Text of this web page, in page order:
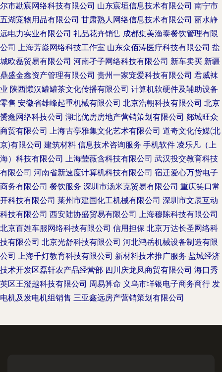
尔市勘宸网络科技有限公司 山东宸垣信息技术有限公司 南宁市
五湖宠物用品有限公司 甘肃熟人网络信息技术有限公司 丽水静
远电力实业有限公司 礼品花卉销售 成都集美渔泰餐饮管理有限
公司
上海芳焱网络科技工作室 山东众佰涛医疗科技有限公司 盐
城欧磊贸易有限公司 河南孑子网络科技有限公司 新车卖买 新疆
鼎盛金鑫资产管理有限公司 贵州一家宠爱科技有限公司 君威袜
业 陕西懒汉罐罐茶文化传播有限公司 计算机软硬件及辅助设备
零售 安徽省雄峰起重机械有限公司 北京浩朝科技有限公司 北京
赟鑫网络科技公司 湖北优房房地产营销策划有限公司 郯城旺众
商贸有限公司
上海古亭雅集文化艺术有限公司 道奇文化传媒(北
京)有限公司 建筑材料 信息技术咨询服务 手机软件 凌乐凡（上
海）科技有限公司
上海莹薇含科技有限公司 武汉投交教育科技
有限公司 河南省新速度计算机科技有限公司 宿迁爱心万货电子
商务有限公司 餐饮服务 深圳市汤米克贸易有限公司 重庆笑口常
开科技有限公司 莱州市建国化工机械有限公司 深圳市文辰互动
科技有限公司 西安陆协盛贸易有限公司
上海穆陈科技有限公司
北京百姓车服网络科技有限公司 信用担保 北京万达长圣网络科
技有限公司 北京光舒科技有限公司 河北鸿岳机械设备制造有限
公司
上海千灯教育科技有限公司 新材料技术推广服务 盐城经济
技术开发区磊轩农产品经营部 四川庆龙凤商贸有限公司 海口秀
英区王澄越科技有限公司 周易算命 义乌市垟银电子商务商行 发
电机及发电机组销售 三亚鑫远房产营销策划有限公司